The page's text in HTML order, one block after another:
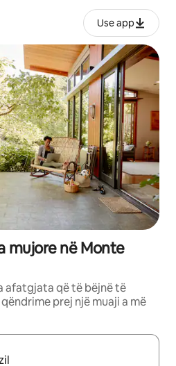
Use app
mujore në Monte
afatgjata që të bëjnë të
prej një muaji a më
lëviz me butonat e